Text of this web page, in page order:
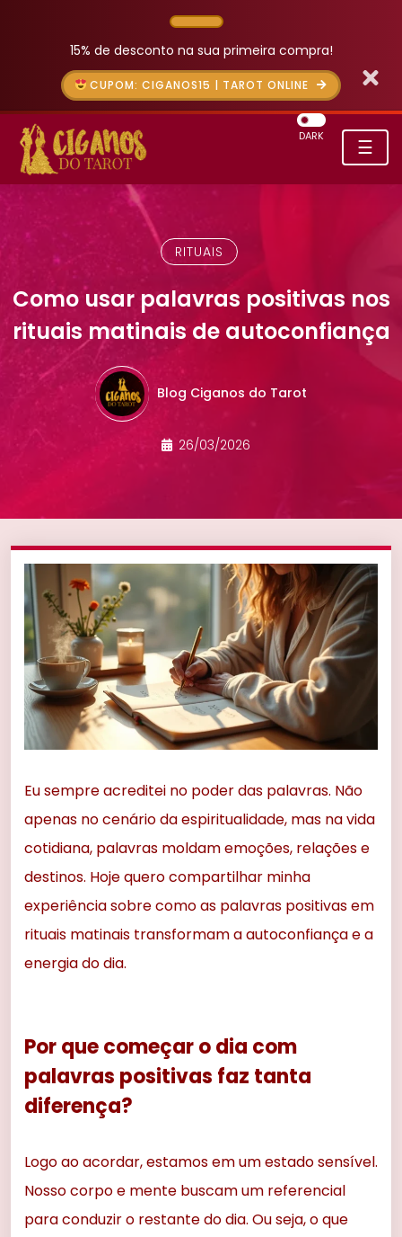
15% de desconto na sua primeira compra!
CUPOM: CIGANOS15 | TAROT ONLINE
☰
DARK
RITUAIS
Como usar palavras positivas nos
rituais matinais de autoconfiança
Blog Ciganos do Tarot
26/03/2026
Eu sempre acreditei no poder das palavras. Não
apenas no cenário da espiritualidade, mas na vida
cotidiana, palavras moldam emoções, relações e
destinos. Hoje quero compartilhar minha
experiência sobre como as palavras positivas em
rituais matinais transformam a autoconfiança e a
energia do dia.
Por que começar o dia com
palavras positivas faz tanta
diferença?
Logo ao acordar, estamos em um estado sensível.
Nosso corpo e mente buscam um referencial
para conduzir o restante do dia. Ou seja, o que